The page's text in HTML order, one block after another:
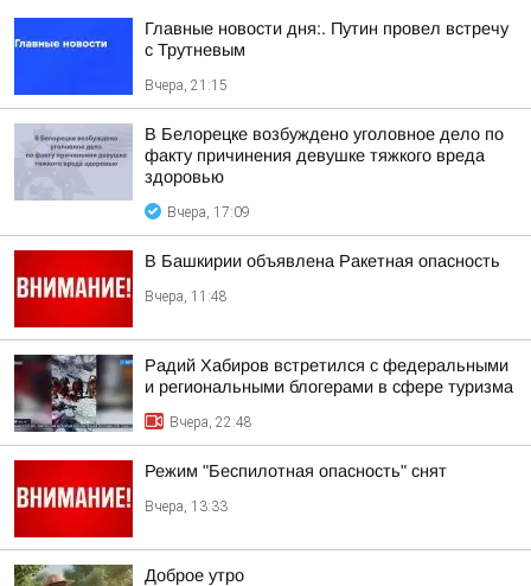
Главные новости дня:. Путин провел встречу
с Трутневым
Вчера, 21:15
В Белорецке возбуждено уголовное дело по
факту причинения девушке тяжкого вреда
здоровью
Вчера, 17:09
В Башкирии объявлена Ракетная опасность
Вчера, 11:48
Радий Хабиров встретился с федеральными
и региональными блогерами в сфере туризма
Вчера, 22:48
Режим "Беспилотная опасность" снят
Вчера, 13:33
Доброе утро